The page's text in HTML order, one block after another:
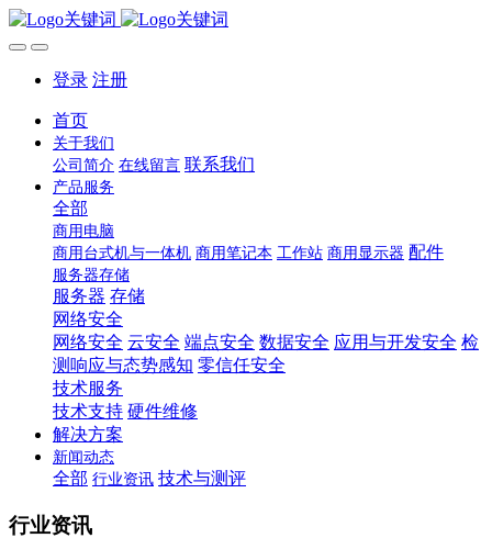
登录 注册
首页
关于我们
公司简介 在线留言 联系我们
产品服务
全部
商用电脑
商用台式机与一体机 商用笔记本 工作站 商用显示器 配件
服务器存储
服务器 存储
网络安全
网络安全 云安全 端点安全 数据安全 应用与开发安全 检
测响应与态势感知 零信任安全
技术服务
技术支持 硬件维修
解决方案
新闻动态
全部 行业资讯 技术与测评
行业资讯